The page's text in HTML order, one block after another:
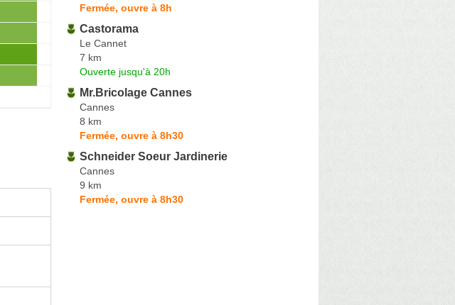
Fermée, ouvre à 8h
Castorama
Le Cannet
7 km
Ouverte jusqu'à 20h
Mr.Bricolage Cannes
Cannes
8 km
Fermée, ouvre à 8h30
Schneider Soeur Jardinerie
Cannes
9 km
Fermée, ouvre à 8h30